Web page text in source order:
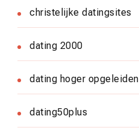
christelijke datingsites
dating 2000
dating hoger opgeleiden
dating50plus